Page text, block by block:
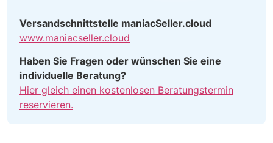
Versandschnittstelle maniacSeller.cloud
www.maniacseller.cloud
Haben Sie Fragen oder wünschen Sie eine
individuelle Beratung?
Hier gleich einen kostenlosen Beratungstermin
reservieren.